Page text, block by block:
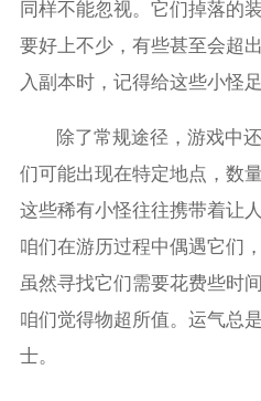
同样不能忽视。它们掉落的
要好上不少，有些甚至会超
入副本时，记得给这些小怪
除了常规途径，游戏中
们可能出现在特定地点，数
这些稀有小怪往往携带着让
咱们在游历过程中偶遇它们
虽然寻找它们需要花费些时
咱们觉得物超所值。运气总
士。